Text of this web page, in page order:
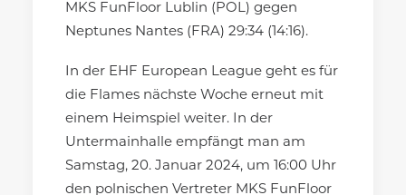
MKS FunFloor Lublin (POL) gegen
Neptunes Nantes (FRA) 29:34 (14:16).
In der EHF European League geht es für
die Flames nächste Woche erneut mit
einem Heimspiel weiter. In der
Untermainhalle empfängt man am
Samstag, 20. Januar 2024, um 16:00 Uhr
den polnischen Vertreter MKS FunFloor